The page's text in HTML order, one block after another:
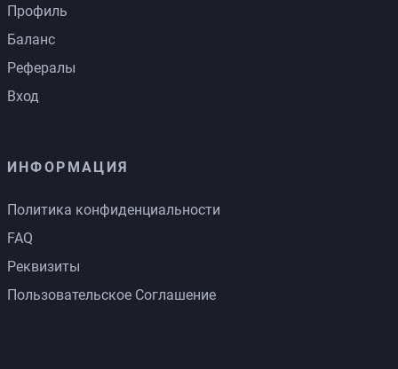
Профиль
Баланс
Рефералы
Вход
ИНФОРМАЦИЯ
Политика конфиденциальности
FAQ
Реквизиты
Пользовательское Соглашение